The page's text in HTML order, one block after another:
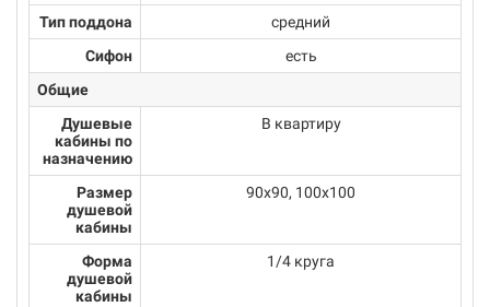
Тип поддона
средний
Сифон
есть
Общие
Душевые
кабины по
назначению
В квартиру
Размер
душевой
кабины
90х90, 100х100
Форма
душевой
кабины
1/4 круга